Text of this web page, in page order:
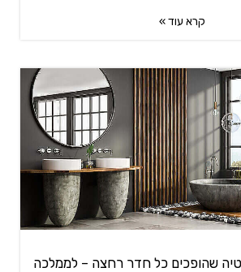
קרא עוד »
שהופכים כל חדר רחצה – לממלכה